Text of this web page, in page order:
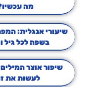
מה
שיעורי אנגלית:
בשפה לכל גיל
שיפור אוצר
לעשות את